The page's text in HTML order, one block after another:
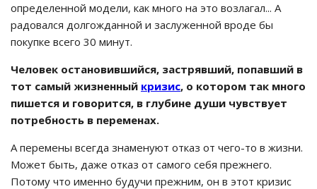
определенной модели, как много на это возлагал... А
радовался долгожданной и заслуженной вроде бы
покупке всего 30 минут.
Человек остановившийся, застрявший, попавший в
тот самый жизненный кризис, о котором так много
пишется и говорится, в глубине души чувствует
потребность в переменах.
А перемены всегда знаменуют отказ от чего-то в жизни.
Может быть, даже отказ от самого себя прежнего.
Потому что именно будучи прежним, он в этот кризис